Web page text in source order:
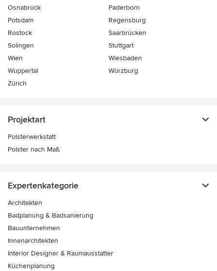
Osnabrück
Paderborn
Potsdam
Regensburg
Rostock
Saarbrücken
Solingen
Stuttgart
Wien
Wiesbaden
Wuppertal
Würzburg
Zürich
Projektart
Polsterwerkstatt
Polster nach Maß
Expertenkategorie
Architekten
Badplanung & Badsanierung
Bauunternehmen
Innenarchitekten
Interior Designer & Raumausstatter
Küchenplanung